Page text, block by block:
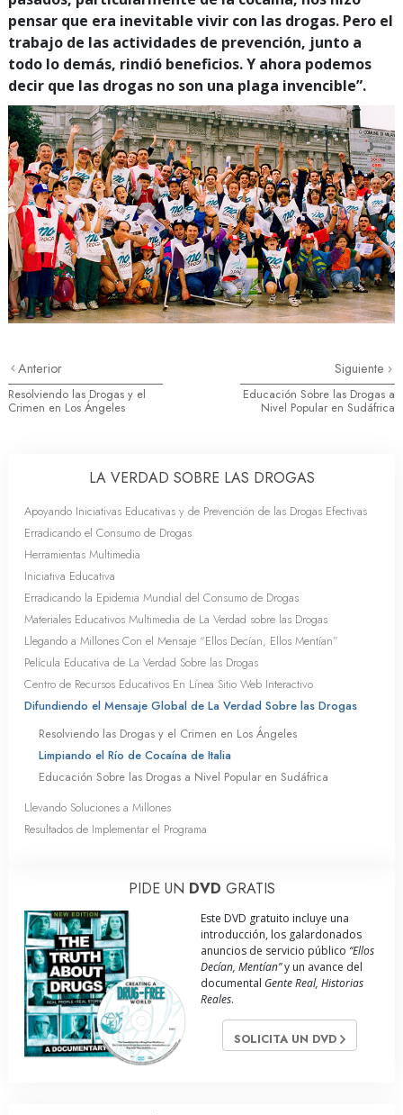
pensar que era inevitable vivir con las drogas. Pero el
trabajo de las actividades de prevención, junto a
todo lo demás, rindió beneficios. Y ahora podemos
decir que las drogas no son una plaga invencible”.
Anterior
Resolviendo las Drogas y el
Crimen en Los Ángeles
Siguiente
Educación Sobre las Drogas a
Nivel Popular en Sudáfrica
LA VERDAD SOBRE LAS DROGAS
Apoyando Iniciativas Educativas y de Prevención de las Drogas Efectivas
Erradicando el Consumo de Drogas
Herramientas Multimedia
Iniciativa Educativa
Erradicando la Epidemia Mundial del Consumo de Drogas
Materiales Educativos Multimedia de La Verdad sobre las Drogas
Llegando a Millones Con el Mensaje “Ellos Decían, Ellos Mentían”
Película Educativa de La Verdad Sobre las Drogas
Centro de Recursos Educativos En Línea Sitio Web Interactivo
Difundiendo el Mensaje Global de La Verdad Sobre las Drogas
Resolviendo las Drogas y el Crimen en Los Ángeles
Limpiando el Río de Cocaína de Italia
Educación Sobre las Drogas a Nivel Popular en Sudáfrica
Llevando Soluciones a Millones
Resultados de Implementar el Programa
PIDE UN DVD GRATIS
Este DVD gratuito incluye una
introducción, los galardonados
anuncios de servicio público “Ellos
Decían, Mentían”y un avance del
documental Gente Real, Historias
Reales.
SOLICITA UN DVD